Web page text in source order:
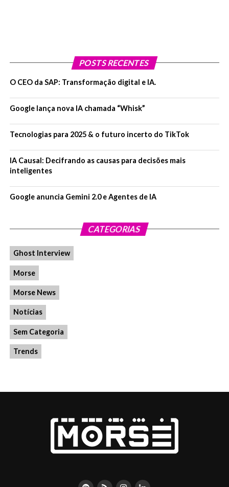
POSTS RECENTES
O CEO da SAP: Transformação digital e IA.
Google lança nova IA chamada “Whisk”
Tecnologias para 2025 & o futuro incerto do TikTok
IA Causal: Decifrando as causas para decisões mais
inteligentes
Google anuncia Gemini 2.0 e Agentes de IA
CATEGORIAS
Ghost Interview
Morse
Morse News
Notícias
Sem Categoria
Trends